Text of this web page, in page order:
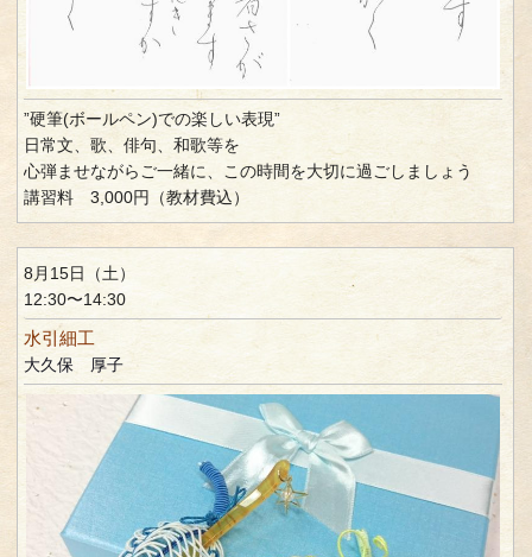
”硬筆(ボールペン)での楽しい表現”
日常文、歌、俳句、和歌等を
心弾ませながらご一緒に、この時間を大切に過ごしましょう
講習料 3,000円（教材費込）
8月15日（土）
12:30〜14:30
水引細工
大久保 厚子